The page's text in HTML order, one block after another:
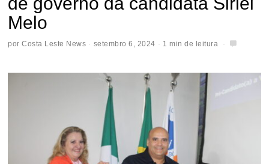
Melo
porCosta Leste News setembro 6, 2024 1 min de leitura